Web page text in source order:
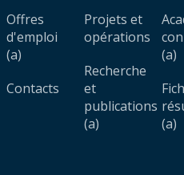
Offres
d'emploi
(a)
Contacts
Projets et
opérations
Recherche
et
publications
(a)
(a)
(a)